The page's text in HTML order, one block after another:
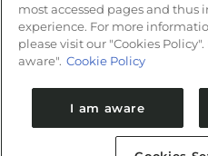
most accessed pages and thus
experience. For more
please visit our "Cookies
aware". Cookie Policy
I am aware